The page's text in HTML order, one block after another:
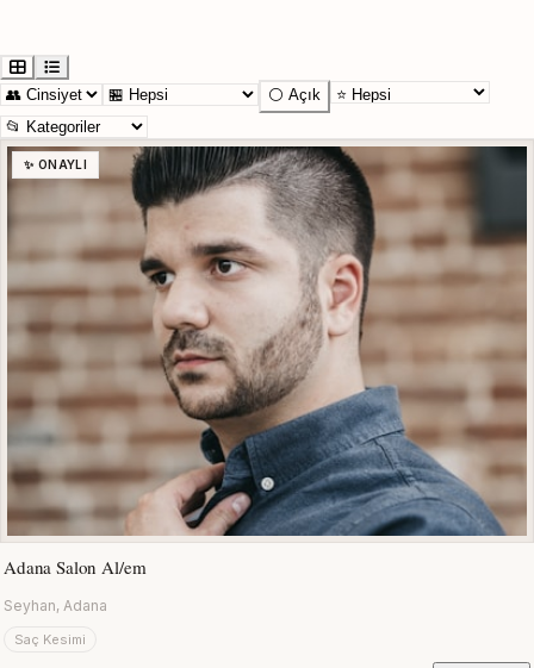
⚪ Açık
✨ ONAYLI
Adana Salon Al/em
Seyhan, Adana
Saç Kesimi